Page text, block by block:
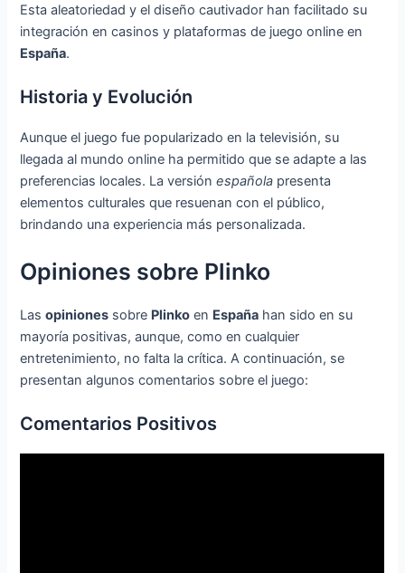
Esta aleatoriedad y el diseño cautivador han facilitado su
integración en casinos y plataformas de juego online en
España.
Historia y Evolución
Aunque el juego fue popularizado en la televisión, su
llegada al mundo online ha permitido que se adapte a las
preferencias locales. La versiónespañola presenta
elementos culturales que resuenan con el público,
brindando una experiencia más personalizada.
Opiniones sobre Plinko
Lasopiniones sobre Plinko en España han sido en su
mayoría positivas, aunque, como en cualquier
entretenimiento, no falta la crítica. A continuación, se
presentan algunos comentarios sobre el juego:
Comentarios Positivos